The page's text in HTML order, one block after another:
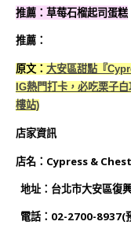
推薦：草莓石榴起司蛋糕
推薦：
原文： 大安區甜點『
IG熱門打卡，必吃栗子
樓站)
店家資訊
店名：Cypress &
地址：台北市大安區復
電話：02-2700-8937(